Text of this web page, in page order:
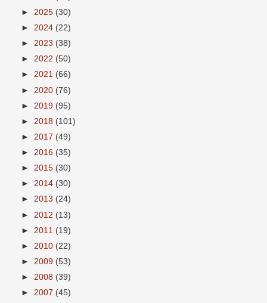
► 2025 (30)
► 2024 (22)
► 2023 (38)
► 2022 (50)
► 2021 (66)
► 2020 (76)
► 2019 (95)
► 2018 (101)
► 2017 (49)
► 2016 (35)
► 2015 (30)
► 2014 (30)
► 2013 (24)
► 2012 (13)
► 2011 (19)
► 2010 (22)
► 2009 (53)
► 2008 (39)
► 2007 (45)